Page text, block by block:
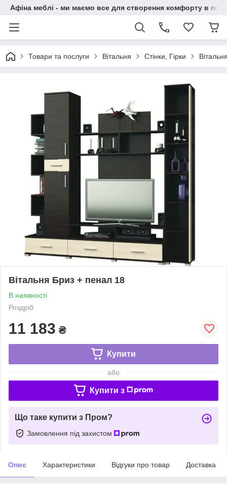
Афіна меблі - ми маємо все для створення комфорту в
Товари та послуги Вітальня Стінки, Гірки
Вітальня Бриз + пенал 18
В наявності
Роздріб
11 183 ₴
Купити
або
Купити з
Що таке купити з Пром?
Замовлення під захистом
Опис Характеристики Відгуки про товар Доставка